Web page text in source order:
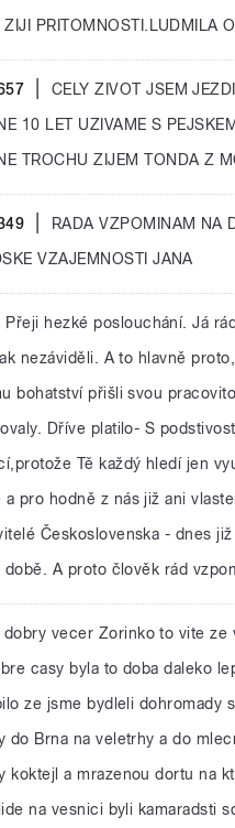
ZIJI PRITOMNOSTI.LUDMILA
CELY ZIVOT JSEM
10 LET UZIVAME S
TROCHU ZIJEM TONDA Z
RADA VZPOMINAM NA
VZAJEMNOSTI JANA
Přeji hezké poslouchání. Já
nezáviděli. A to hlavně
bohatství přišli svou
Dříve platilo- S
Tě každý hledí jen
a pro hodně z nás již ani
Československa - dnes
době. A proto člověk rád
dobry vecer Zorinko to vite ze
casy byla to doba daleko
ze jsme bydleli dohromady
do Brna na veletrhy a do
koktejl a mrazenou dortu na
na vesnici byli kamaradsti